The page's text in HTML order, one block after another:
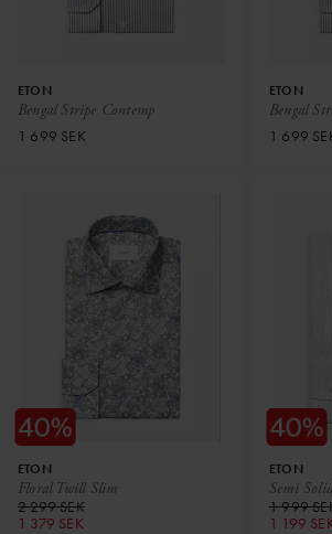
Bengal Stripe Contemp
ETON
1 699 SEK
Bengal
ETON
1 699
Floral Twill Slim
ETON
2 299 SEK
1 379 SEK
Semi
ETON
1 999
1 199